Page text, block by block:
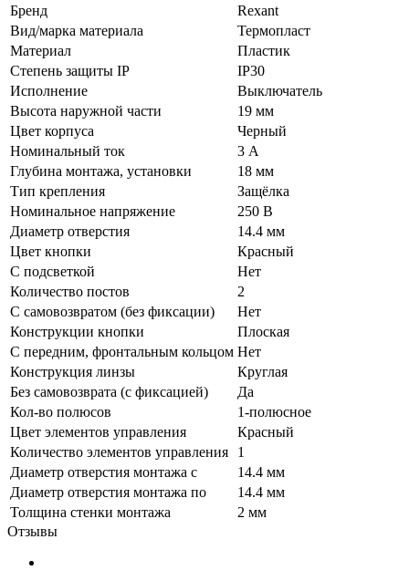
Бренд
Rexant
Вид/марка материала
Термопласт
Материал
Пластик
Степень защиты IP
IP30
Исполнение
Выключатель
Высота наружной части
19 мм
Цвет корпуса
Черный
Номинальный ток
3 А
Глубина монтажа, установки
18 мм
Тип крепления
Защёлка
Номинальное напряжение
250 В
Диаметр отверстия
14.4 мм
Цвет кнопки
Красный
С подсветкой
Нет
Количество постов
2
С самовозвратом (без фиксации)
Нет
Конструкции кнопки
Плоская
С передним, фронтальным кольцом Нет
Конструкция линзы
Круглая
Без самовозврата (с фиксацией)
Да
Кол-во полюсов
1-полюсное
Цвет элементов управления
Красный
Количество элементов управления
1
Диаметр отверстия монтажа с
14.4 мм
Диаметр отверстия монтажа по
14.4 мм
Толщина стенки монтажа
2 мм
Отзывы